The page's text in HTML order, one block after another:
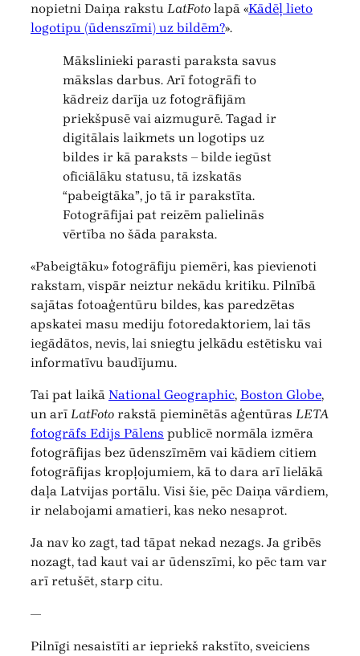
nopietni Daiņa rakstu LatFoto lapā «Kādēļ lieto
logotipu (ūdenszīmi) uz bildēm?».
Mākslinieki parasti paraksta savus
mākslas darbus. Arī fotogrāfi to
kādreiz darīja uz fotogrāfijām
priekšpusē vai aizmugurē. Tagad ir
digitālais laikmets un logotips uz
bildes ir kā paraksts – bilde iegūst
oficiālāku statusu, tā izskatās
“pabeigtāka”, jo tā ir parakstīta.
Fotogrāfijai pat reizēm palielinās
vērtība no šāda paraksta.
«Pabeigtāku» fotogrāfiju piemēri, kas pievienoti
rakstam, vispār neiztur nekādu kritiku. Pilnībā
sajātas fotoaģentūru bildes, kas paredzētas
apskatei masu mediju fotoredaktoriem, lai tās
iegādātos, nevis, lai sniegtu jelkādu estētisku vai
informatīvu baudījumu.
Tai pat laikā National Geographic, Boston Globe,
un arī LatFoto rakstā pieminētās aģentūras LETA
fotogrāfs Edijs Pālens publicē normāla izmēra
fotogrāfijas bez ūdenszīmēm vai kādiem citiem
fotogrāfijas kropļojumiem, kā to dara arī lielākā
daļa Latvijas portālu. Visi šie, pēc Daiņa vārdiem,
ir nelabojami amatieri, kas neko nesaprot.
Ja nav ko zagt, tad tāpat nekad nezags. Ja gribēs
nozagt, tad kaut vai ar ūdenszīmi, ko pēc tam var
arī retušēt, starp citu.
—
Pilnīgi nesaistīti ar iepriekš rakstīto, sveiciens